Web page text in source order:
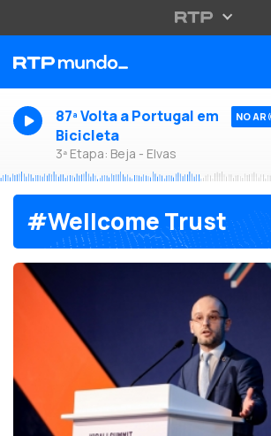
87ª Volta a Portugal em
Bicicleta
3ª Etapa: Beja - Elvas
NO AR
#Wellcome Trust